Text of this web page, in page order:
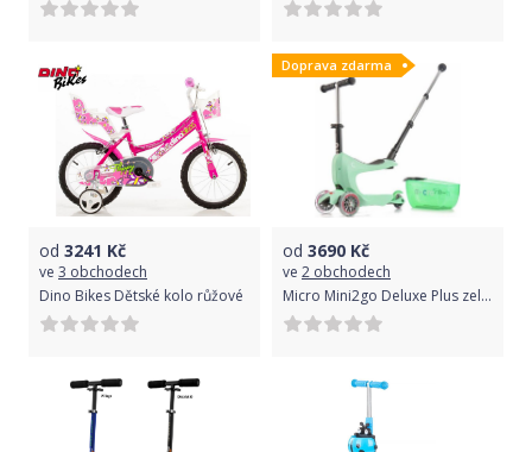
od 3241 Kč
ve 3 obchodech
Dino Bikes Dětské kolo růžové
Doprava zdarma
od 3690 Kč
ve 2 obchodech
Micro Mini2go Deluxe Plus zelená